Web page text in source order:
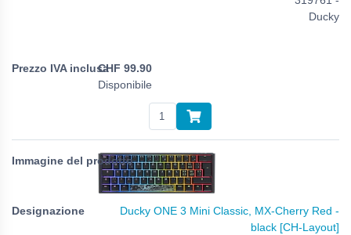
Ducky
CHF 99.90
Disponibile
Ducky ONE 3 Mini Classic, MX-Cherry Red -
black [CH-Layout]